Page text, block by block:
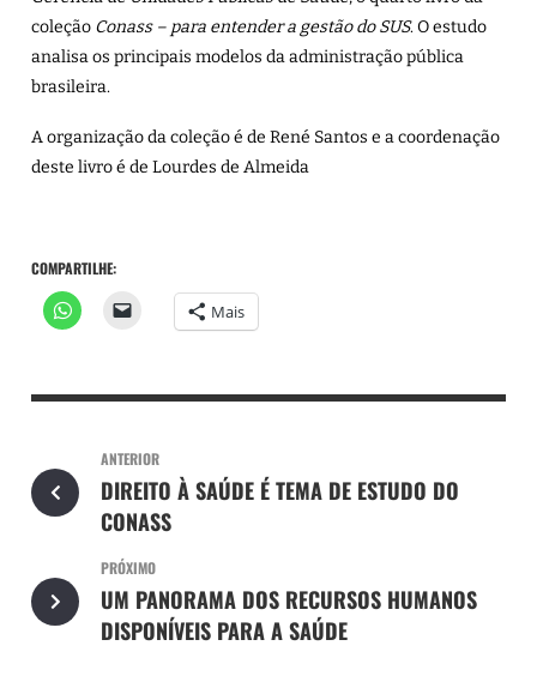
coleção Conass – para entender a gestão do SUS. O estudo
analisa os principais modelos da administração pública
brasileira.
A organização da coleção é de René Santos e a coordenação
deste livro é de Lourdes de Almeida
COMPARTILHE:
Mais
ANTERIOR
DIREITO À SAÚDE É TEMA DE ESTUDO DO
CONASS
PRÓXIMO
UM PANORAMA DOS RECURSOS HUMANOS
DISPONÍVEIS PARA A SAÚDE